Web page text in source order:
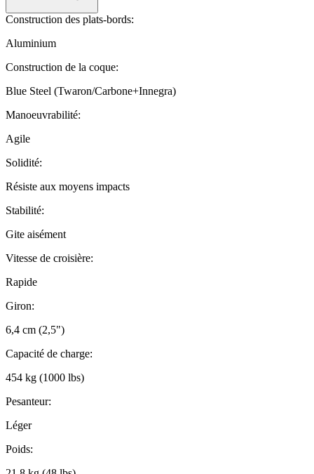
Construction des plats-bords:
Aluminium
Construction de la coque:
Blue Steel (Twaron/Carbone+Innegra)
Manoeuvrabilité:
Agile
Solidité:
Résiste aux moyens impacts
Stabilité:
Gite aisément
Vitesse de croisière:
Rapide
Giron:
6,4 cm (2,5")
Capacité de charge:
454 kg (1000 lbs)
Pesanteur:
Léger
Poids: